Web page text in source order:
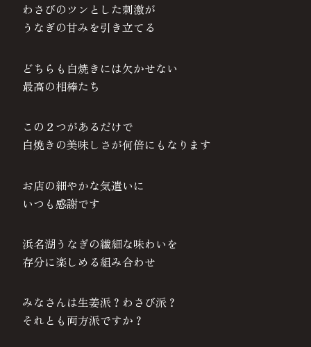
わさびのツンとした刺激が
うなぎの甘みを引き立てる
どちらも白焼きには欠かせない
最高の相棒たち
この２つがあるだけで
白焼きの美味しさが何倍にもなります
お店の細やかな気遣いに
いつも感謝です
浜名湖うなぎの繊細な味わいを
存分に楽しめる組み合わせ
みなさんは生姜派？わさび派？
それとも両方派ですか？